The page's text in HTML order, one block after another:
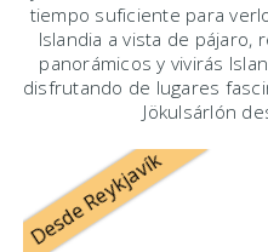
tiempo suficiente para
Islandia a vista de pájaro,
panorámicos y vivirás
disfrutando de lugares
Jökulsárlón
Desde Reykjavík